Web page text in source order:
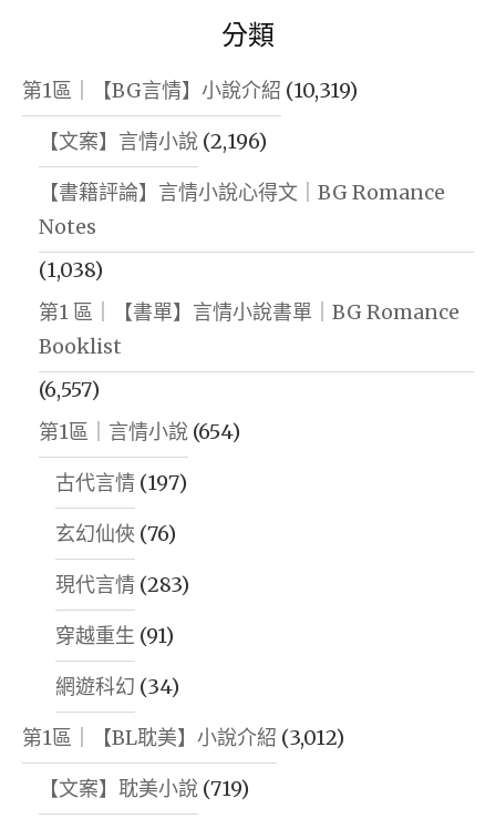
分類
第1區｜【BG言情】小說介紹 (10,319)
【文案】言情小說 (2,196)
【書籍評論】言情小說心得文｜BG Romance
Notes
(1,038)
第1 區｜【書單】言情小說書單｜BG Romance
Booklist
(6,557)
第1區｜言情小說 (654)
古代言情 (197)
玄幻仙俠 (76)
現代言情 (283)
穿越重生 (91)
網遊科幻 (34)
第1區｜【BL耽美】小說介紹 (3,012)
【文案】耽美小說 (719)